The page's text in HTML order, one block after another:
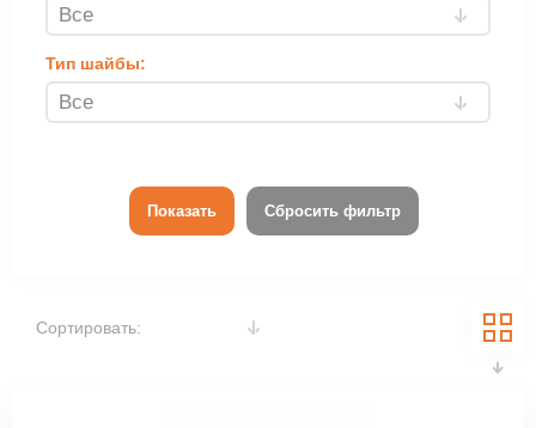
Тип шайбы:
Показать Сбросить фильтр
Сортировать: